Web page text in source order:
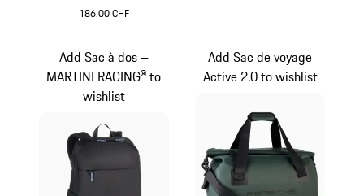
186.00 CHF
Add Sac à dos –
MARTINI RACING® to
wishlist
Add Sac de voyage
Active 2.0 to wishlist